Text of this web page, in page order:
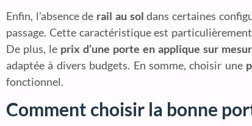
Enfin, l’absence de rail au sol dans certaines
passage. Cette caractéristique est
De plus, le prix d’une porte en applique sur
adaptée à divers budgets. En somme, choisir une
fonctionnel.
Comment choisir la bonne